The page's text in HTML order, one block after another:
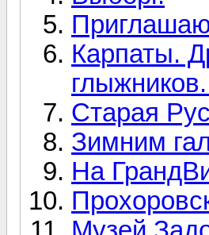
Карпаты.
Старая
Зимним
На